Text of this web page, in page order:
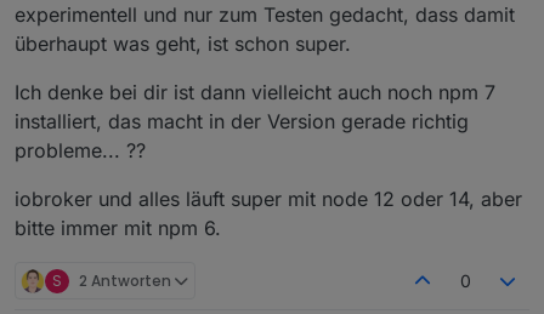
experimentell und nur zum Testen gedacht, dass damit
überhaupt was geht, ist schon super.
Ich denke bei dir ist dann vielleicht auch noch npm 7
installiert, das macht in der Version gerade richtig
probleme... ??
iobroker und alles läuft super mit node 12 oder 14, aber
bitte immer mit npm 6.
S 2 Antworten 0